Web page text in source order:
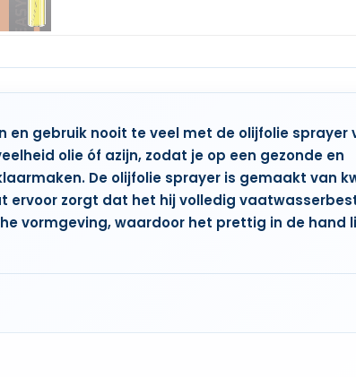
en gebruik nooit te veel met de olijfolie sprayer
olie óf azijn, zodat je op een gezonde en
De olijfolie sprayer is gemaakt van
ervoor zorgt dat het hij volledig
vormgeving, waardoor het prettig in de hand